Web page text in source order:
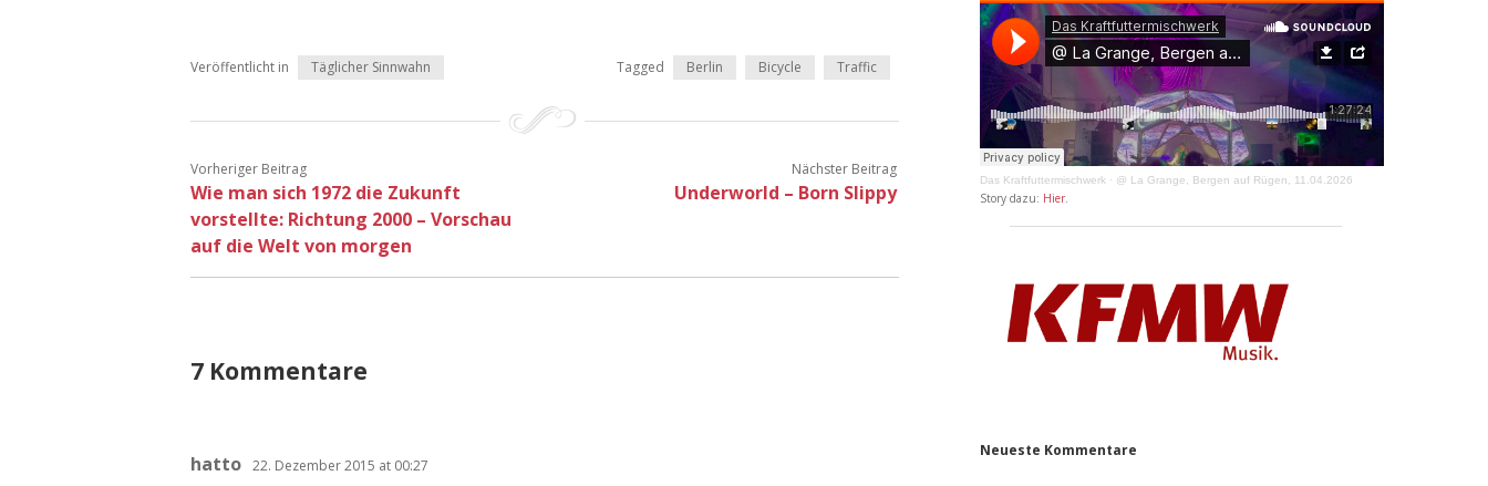
Veröffentlicht in Täglicher Sinnwahn Tagged Berlin Bicycle Traffic
Vorheriger Beitrag
Wie man sich 1972 die Zukunft
vorstellte: Richtung 2000 – Vorschau
auf die Welt von morgen
Nächster Beitrag
Underworld – Born Slippy
7 Kommentare
hatto 22. Dezember 2015 at 00:27
Das Kraftfuttermischwerk · @ La Grange, Bergen auf Rügen, 11.04.2026
Story dazu: Hier.
Neueste Kommentare